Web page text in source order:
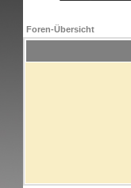
Foren-Übersicht